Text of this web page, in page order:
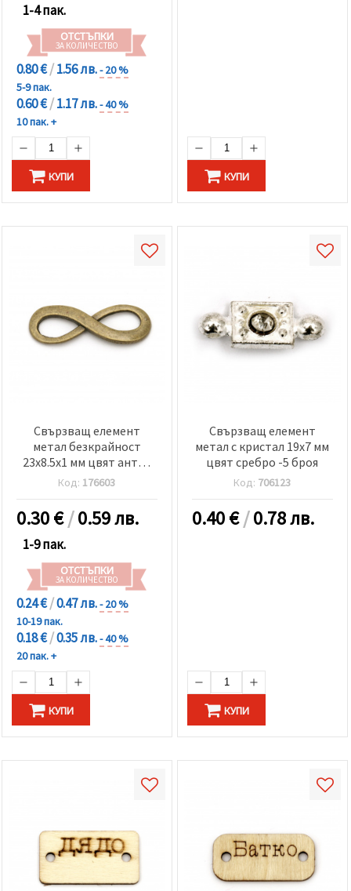
1-4 пак.
ОТСТЪПКИ
ЗА КОЛИЧЕСТВО
0.80 €/1.56 лв.- 20 %
5-9 пак.
0.60 €/1.17 лв.- 40 %
10 пак. +
КУПИ КУПИ
Свързващ елемент
метал безкрайност
23x8.5x1 мм цвят антик
бронз -10 броя
Код: 176603
0.30€/0.59 лв.
1-9 пак.
ОТСТЪПКИ
ЗА КОЛИЧЕСТВО
0.24 €/0.47 лв.- 20 %
10-19 пак.
0.18 €/0.35 лв.- 40 %
20 пак. +
КУПИ
Свързващ елемент
метал с кристал 19x7 мм
цвят сребро -5 броя
Код: 706123
0.40€/0.78 лв.
КУПИ